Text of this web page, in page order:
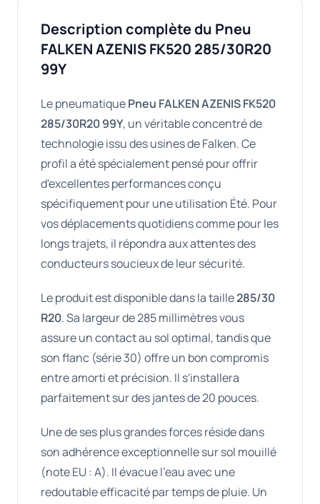
Description complète du Pneu
FALKEN AZENIS FK520 285/30R20
99Y
Le pneumatiquePneu FALKEN AZENIS FK520
285/30R20 99Y, un véritable concentré de
technologie issu des usines de Falken. Ce
profil a été spécialement pensé pour offrir
d'excellentes performances conçu
spécifiquement pour une utilisation Été. Pour
vos déplacements quotidiens comme pour les
longs trajets, il répondra aux attentes des
conducteurs soucieux de leur sécurité.
Le produit est disponible dans la taille285/30
R20. Sa largeur de 285 millimètres vous
assure un contact au sol optimal, tandis que
son flanc (série 30) offre un bon compromis
entre amorti et précision. Il s'installera
parfaitement sur des jantes de 20 pouces.
Une de ses plus grandes forces réside dans
son adhérence exceptionnelle sur sol mouillé
(note EU : A). Il évacue l'eau avec une
redoutable efficacité par temps de pluie. Un